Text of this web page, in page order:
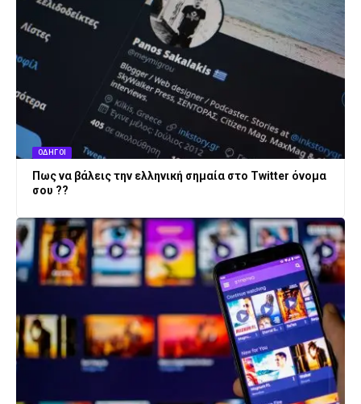
ΟΔΗΓΟΊ
Πως να βάλεις την ελληνική σημαία στο Twitter όνομα
σου ??